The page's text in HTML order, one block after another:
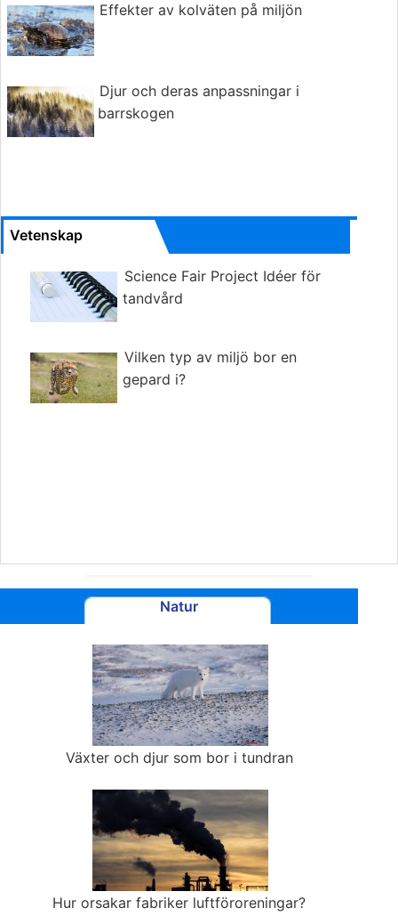
Effekter av kolväten på miljön
Djur och deras anpassningar i
barrskogen
Vetenskap
Science Fair Project Idéer för
tandvård
Vilken typ av miljö bor en
gepard i?
Natur
Växter och djur som bor i tundran
Hur orsakar fabriker luftföroreningar?